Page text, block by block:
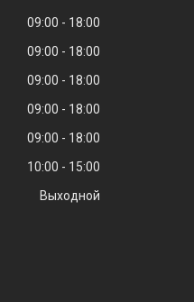
09:00
18:00
09:00
18:00
09:00
18:00
09:00
18:00
09:00
18:00
10:00
15:00
Выходной